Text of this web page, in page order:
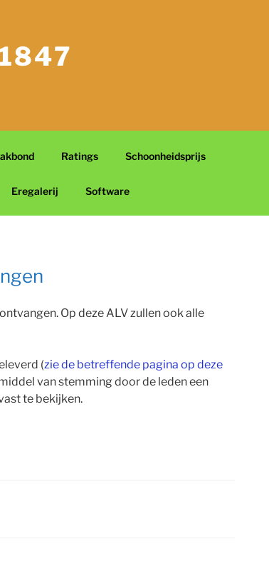
Ratings Schoonheidsprijs
Eregalerij Software
Op deze ALV zullen ook alle
(zie de betreffende pagina op deze
van stemming door de leden een
te bekijken.